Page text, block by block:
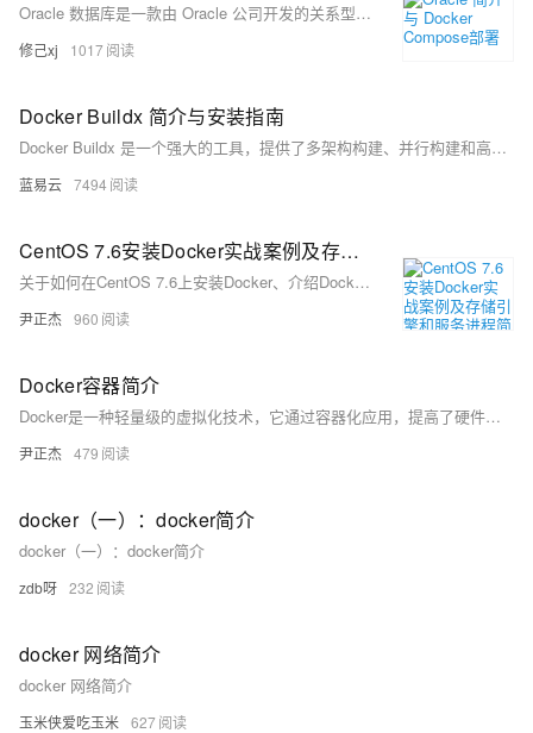
Oracle 数据库是一款由 Oracle 公司开发的关系型数据库管理系统（RDBMS）。它被广泛应用于企业级应用程序，提供了可靠的数据存储和强大的数据管理功能。
修己xj 1017
Docker Buildx 简介与安装指南
Docker Buildx 是一个强大的工具，提供了多架构构建、并行构建和高级缓存管理等功能。通过正确安装和配置 Buildx，可以显著提升 Docker 镜像的构建效率和灵活性。希望本文能帮助你更好地理解和使用 Docker Buildx，以提高开发和部署的效率。
蓝易云 7494
CentOS 7.6安装Docker实战案例及存储引擎和服务进程简介
关于如何在CentOS 7.6上安装Docker、介绍Docker存储引擎以及服务进程关系的实战案例。
尹正杰 960
Docker容器简介
Docker是一种轻量级的虚拟化技术，它通过容器化应用，提高了硬件资源利用率，简化了应用的部署、运输和运行，且与虚拟机相比，具有更快的交付速度和更低的资源消耗。
尹正杰 479
docker（一）：docker简介
docker（一）：docker简介
zdb呀 232
docker 网络简介
docker 网络简介
玉米侠爱吃玉米 627